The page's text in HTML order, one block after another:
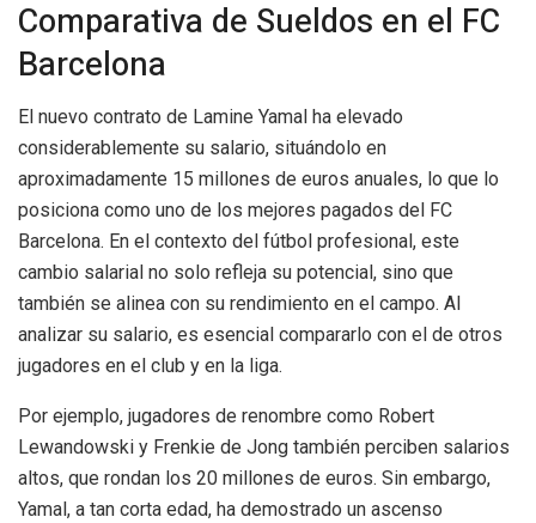
Comparativa de Sueldos en el FC
Barcelona
El nuevo contrato de Lamine Yamal ha elevado
considerablemente su salario, situándolo en
aproximadamente 15 millones de euros anuales, lo que lo
posiciona como uno de los mejores pagados del FC
Barcelona. En el contexto del fútbol profesional, este
cambio salarial no solo refleja su potencial, sino que
también se alinea con su rendimiento en el campo. Al
analizar su salario, es esencial compararlo con el de otros
jugadores en el club y en la liga.
Por ejemplo, jugadores de renombre como Robert
Lewandowski y Frenkie de Jong también perciben salarios
altos, que rondan los 20 millones de euros. Sin embargo,
Yamal, a tan corta edad, ha demostrado un ascenso